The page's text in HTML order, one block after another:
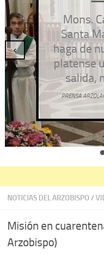
Mons.
Santa
haga de
platense
salida,
PRENSA
‹
NOTICIAS DEL ARZOBISPO /
Misión en
Arzobispo)